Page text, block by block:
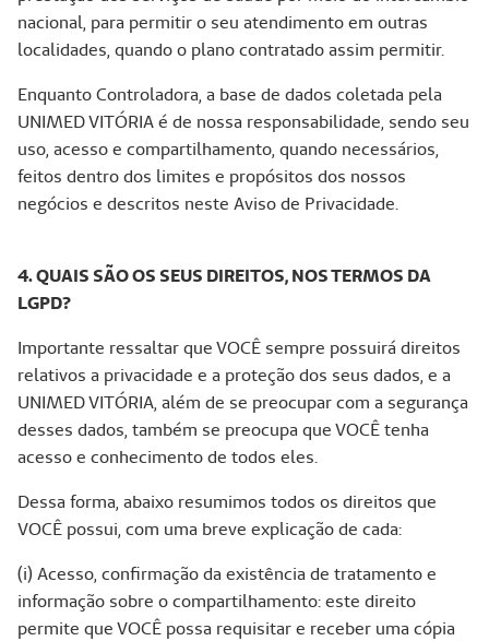
nacional, para permitir o seu atendimento em outras
localidades, quando o plano contratado assim permitir.
Enquanto Controladora, a base de dados coletada pela
UNIMED VITÓRIA é de nossa responsabilidade, sendo seu
uso, acesso e compartilhamento, quando necessários,
feitos dentro dos limites e propósitos dos nossos
negócios e descritos neste Aviso de Privacidade.
4. QUAIS SÃO OS SEUS DIREITOS, NOS TERMOS DA
LGPD?
Importante ressaltar que VOCÊ sempre possuirá direitos
relativos a privacidade e a proteção dos seus dados, e a
UNIMED VITÓRIA, além de se preocupar com a segurança
desses dados, também se preocupa que VOCÊ tenha
acesso e conhecimento de todos eles.
Dessa forma, abaixo resumimos todos os direitos que
VOCÊ possui, com uma breve explicação de cada:
(i) Acesso, confirmação da existência de tratamento e
informação sobre o compartilhamento: este direito
permite que VOCÊ possa requisitar e receber uma cópia